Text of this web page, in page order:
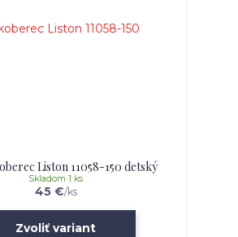
Liston 11058-150 detský
45 €/ks
Skladom 1 ks
Zvoliť variant